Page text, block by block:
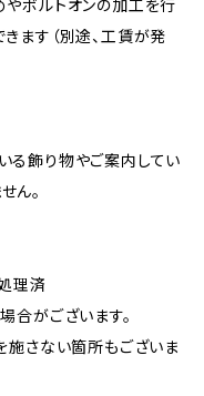
ボルトオンの加工を行
ます（別途、工賃が発
る飾り物やご案内してい
ん。
理済
がございます。
施さない箇所もございま